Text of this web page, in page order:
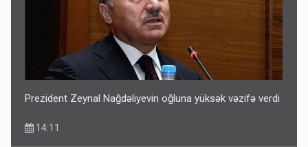
Prezident Zeynal Nağdəliyevin oğluna yüksək vəzifə verdi
14:11